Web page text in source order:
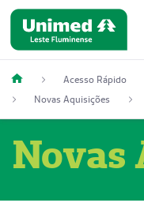
Acesso Rápido
Novas Aquisições
Novas